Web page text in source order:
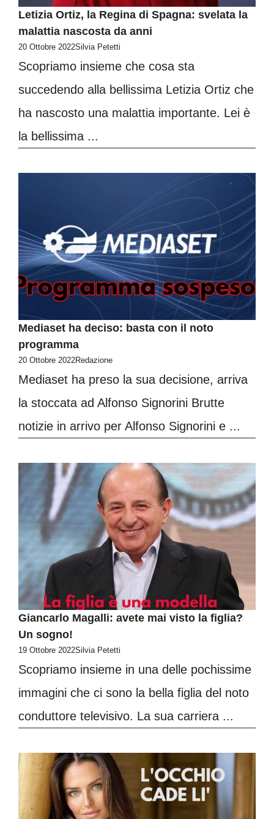
Letizia Ortiz, la Regina di Spagna: svelata la
malattia nascosta da anni
20 Ottobre 2022Silvia Petetti
Scopriamo insieme che cosa sta
succedendo alla bellissima Letizia Ortiz che
ha nascosto una malattia importante. Lei è
la bellissima ...
Mediaset ha deciso: basta con il noto
programma
20 Ottobre 2022Redazione
Mediaset ha preso la sua decisione, arriva
la stoccata ad Alfonso Signorini Brutte
notizie in arrivo per Alfonso Signorini e ...
Giancarlo Magalli: avete mai visto la figlia?
Un sogno!
19 Ottobre 2022Silvia Petetti
Scopriamo insieme in una delle pochissime
immagini che ci sono la bella figlia del noto
conduttore televisivo. La sua carriera ...